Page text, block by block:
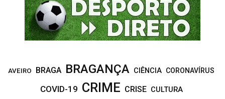
AVEIRO BRAGA BRAGANÇA CIÊNCIA CORONAVÍRUS
COVID-19 CRIME CRISE CULTURA